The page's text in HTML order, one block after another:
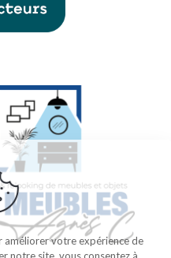
votre expérience de